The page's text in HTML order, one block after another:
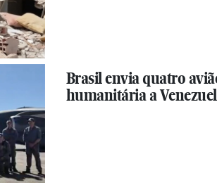
Brasil envia quatro
humanitária a